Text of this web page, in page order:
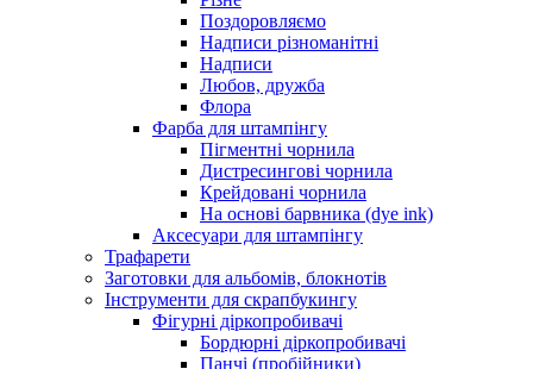
Поздоровляємо
Надписи різноманітні
Надписи
Любов, дружба
Флора
Фарба для штампінгу
Пігментні чорнила
Дистресингові чорнила
Крейдовані чорнила
На основі барвника (dye ink)
Аксесуари для штампінгу
Трафарети
Заготовки для альбомів, блокнотів
Інструменти для скрапбукингу
Фігурні діркопробивачі
Бордюрні діркопробивачі
Панчі (пробійники)